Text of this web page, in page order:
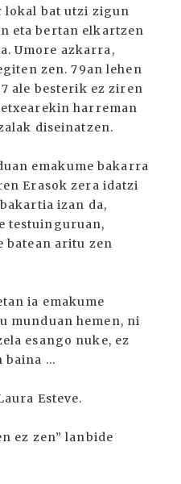
lokal bat utzi zigun
eta bertan elkartzen
Umore azkarra,
zen. 79an lehen
ale besterik ez ziren
harreman
diseinatzen.
emakume bakarra
Erasok zera idatzi
izan da,
testuinguruan,
batean aritu zen
ia emakume
munduan hemen, ni
esango nuke, ez
baina ...
Esteve.
ez zen” lanbide